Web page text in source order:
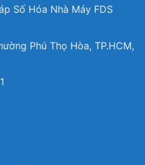
Số Hóa Nhà Máy FDS
Phú Thọ Hòa, TP.HCM,